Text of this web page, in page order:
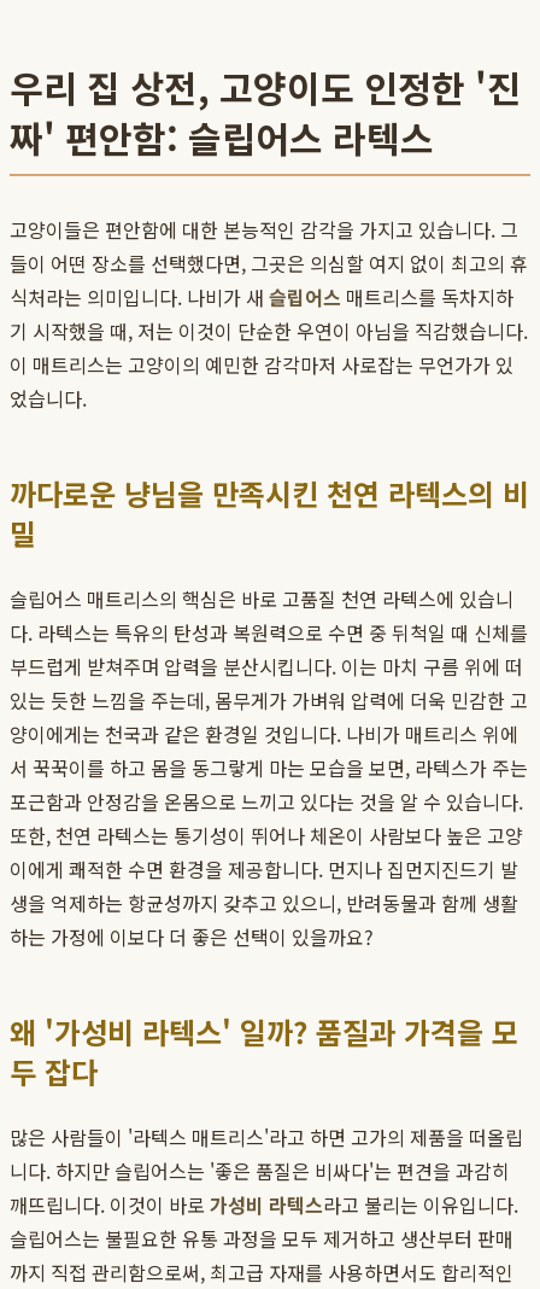
우리 집 상전, 고양이도 인정한 '진
짜' 편안함: 슬립어스 라텍스
고양이들은 편안함에 대한 본능적인 감각을 가지고 있습니다. 그
들이 어떤 장소를 선택했다면, 그곳은 의심할 여지 없이 최고의 휴
식처라는 의미입니다. 나비가 새 슬립어스 매트리스를 독차지하
기 시작했을 때, 저는 이것이 단순한 우연이 아님을 직감했습니다.
이 매트리스는 고양이의 예민한 감각마저 사로잡는 무언가가 있
었습니다.
까다로운 냥님을 만족시킨 천연 라텍스의 비
밀
슬립어스 매트리스의 핵심은 바로 고품질 천연 라텍스에 있습니
다. 라텍스는 특유의 탄성과 복원력으로 수면 중 뒤척일 때 신체를
부드럽게 받쳐주며 압력을 분산시킵니다. 이는 마치 구름 위에 떠
있는 듯한 느낌을 주는데, 몸무게가 가벼워 압력에 더욱 민감한 고
양이에게는 천국과 같은 환경일 것입니다. 나비가 매트리스 위에
서 꾹꾹이를 하고 몸을 동그랗게 마는 모습을 보면, 라텍스가 주는
포근함과 안정감을 온몸으로 느끼고 있다는 것을 알 수 있습니다.
또한, 천연 라텍스는 통기성이 뛰어나 체온이 사람보다 높은 고양
이에게 쾌적한 수면 환경을 제공합니다. 먼지나 집먼지진드기 발
생을 억제하는 항균성까지 갖추고 있으니, 반려동물과 함께 생활
하는 가정에 이보다 더 좋은 선택이 있을까요?
왜 '가성비 라텍스' 일까? 품질과 가격을 모
두 잡다
많은 사람들이 '라텍스 매트리스'라고 하면 고가의 제품을 떠올립
니다. 하지만 슬립어스는 '좋은 품질은 비싸다'는 편견을 과감히
깨뜨립니다. 이것이 바로 가성비 라텍스라고 불리는 이유입니다.
슬립어스는 불필요한 유통 과정을 모두 제거하고 생산부터 판매
까지 직접 관리함으로써, 최고급 자재를 사용하면서도 합리적인